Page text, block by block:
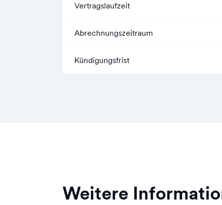
Vertragslaufzeit
Abrechnungszeitraum
Kündigungsfrist
Weitere